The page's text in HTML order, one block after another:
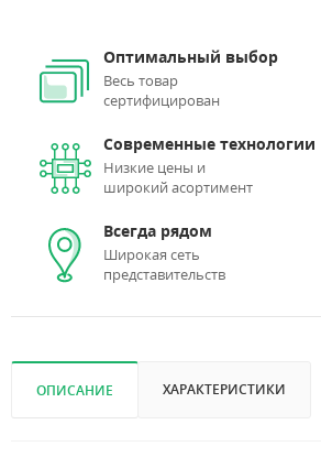
Оптимальный выбор
Весь товар
сертифицирован
Современные технологии
Низкие цены и
широкий асортимент
Всегда рядом
Широкая сеть
представительств
ОПИСАНИЕ ХАРАКТЕРИСТИКИ